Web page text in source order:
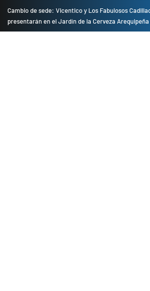
Cambio de sede: Vicentico y Los Fabulosos
presentarán en el Jardín de la Cerveza Arequipeña